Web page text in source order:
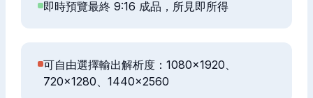
即時預覽最終 9:16 成品，所見即所得
可自由選擇輸出解析度：1080×1920、
720×1280、1440×2560